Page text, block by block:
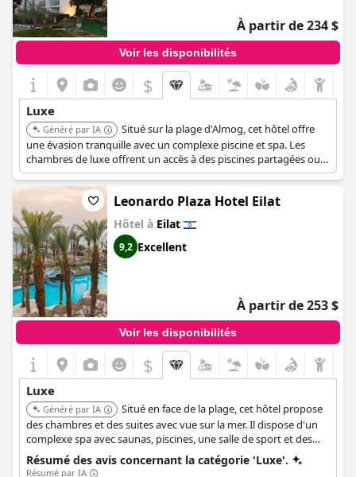
À partir de 234 $
Voir les disponibilités
$
Luxe
Généré par IA
Situé sur la plage d'Almog, cet hôtel offre
une évasion tranquille avec un complexe piscine et spa. Les
chambres de luxe offrent un accès à des piscines partagées ou
communicantes, et les suites disposent d'un grand salon
complété par une piscine adjacente avec vue panoramique sur
le golfe.
Leonardo Plaza Hotel Eilat
Hôtel à Eilat
9,2 Excellent
À partir de 253 $
Voir les disponibilités
$
Luxe
Généré par IA
Situé en face de la plage, cet hôtel propose
des chambres et des suites avec vue sur la mer. Il dispose d'un
complexe spa avec saunas, piscines, une salle de sport et des
salles de soins. L'hôtel dispose de trois piscines, d'un bain à
remous de luxe et offre un accès à une plage privée à proximité.
Résumé des avis concernant la catégorie 'Luxe'.
Résumé par IA